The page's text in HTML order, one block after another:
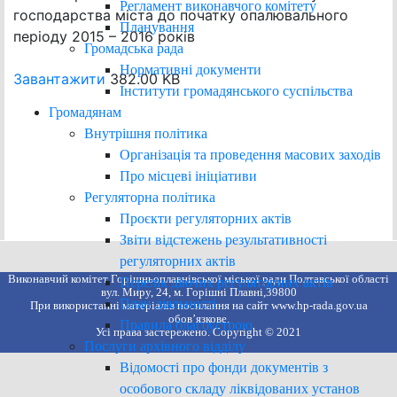
Регламент виконавчого комітету
Планування
Громадська рада
Нормативні документи
Інститути громадянського суспільства
Громадянам
Внутрішня політика
Організація та проведення масових заходів
Про місцеві ініціативи
Регуляторна політика
Проєкти регуляторних актів
Звіти відстежень результативності
регуляторних актів
Перелік діючих регуляторних актів
План діяльності
Правила благоустрою
Послуги архівного відділу
Відомості про фонди документів з
особового складу ліквідованих установ
господарства міста до початку опалювального
періоду 2015 – 2016 років
Завантажити 382.00 KB
Виконавчий комітет Горішньоплавнівської міської ради Полтавської області
вул. Миру, 24, м. Горішні Плавні,39800
При використанні матеріалів посилання на сайт www.hp-rada.gov.ua
обов’язкове.
Усі права застережено. Copyright © 2021